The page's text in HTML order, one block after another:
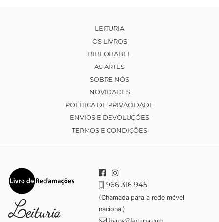
LEITURIA
OS LIVROS
BIBLOBABEL
AS ARTES
SOBRE NÓS
NOVIDADES
POLÍTICA DE PRIVACIDADE
ENVIOS E DEVOLUÇÕES
TERMOS E CONDIÇÕES
966 316 945
(Chamada para a rede móvel
nacional)
livros@leituria.com